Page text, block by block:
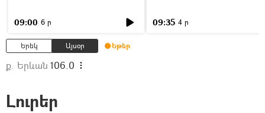
09:00 6 ր 09:35 4 ր
Երեկ Այսօր Եթեր
ք. Երևան 106.0
Լուրեր